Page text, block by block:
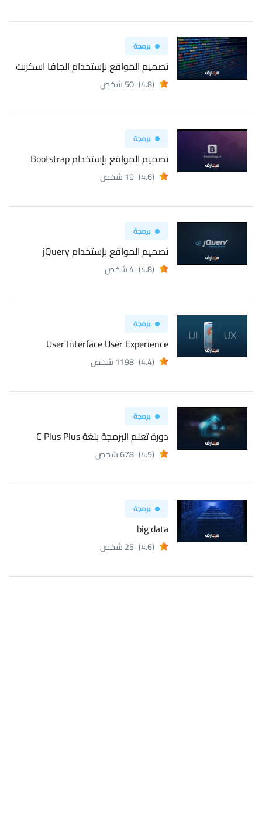
برمجة
تصميم المواقع بإستخدام الجافا اسكربت
(4.8) 50 شخص
برمجة
تصميم المواقع بإستخدام Bootstrap
(4.6) 19 شخص
برمجة
تصميم المواقع بإستخدام jQuery
(4.8) 4 شخص
برمجة
User Interface User Experience
(4.4) 1198 شخص
برمجة
دورة تعلم البرمجة بلغة C Plus Plus
(4.5) 678 شخص
برمجة
big data
(4.6) 25 شخص